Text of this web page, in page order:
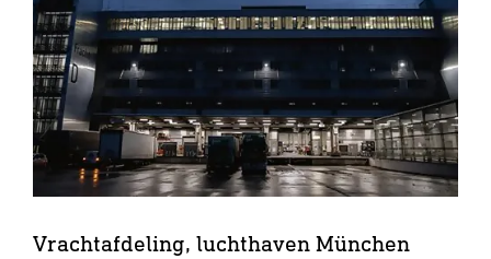
Vrachtafdeling, luchthaven München